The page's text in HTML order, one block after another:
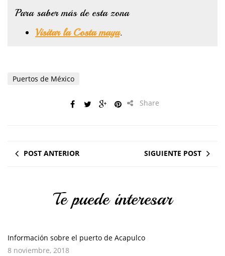
Para saber más de esta zona
Visitar la Costa maya.
Puertos de México
Share
POST ANTERIOR SIGUIENTE POST
Te puede interesar
Información sobre el puerto de Acapulco
8 noviembre, 2018